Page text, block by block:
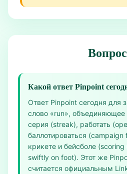
Какой ответ Pinpoint
Ответ Pinpoint сегодня для
слово «run», объединяющее
серия (streak), работать
баллотироваться
крикете и бейсболе
swiftly on foot). Этот же
считается официальным